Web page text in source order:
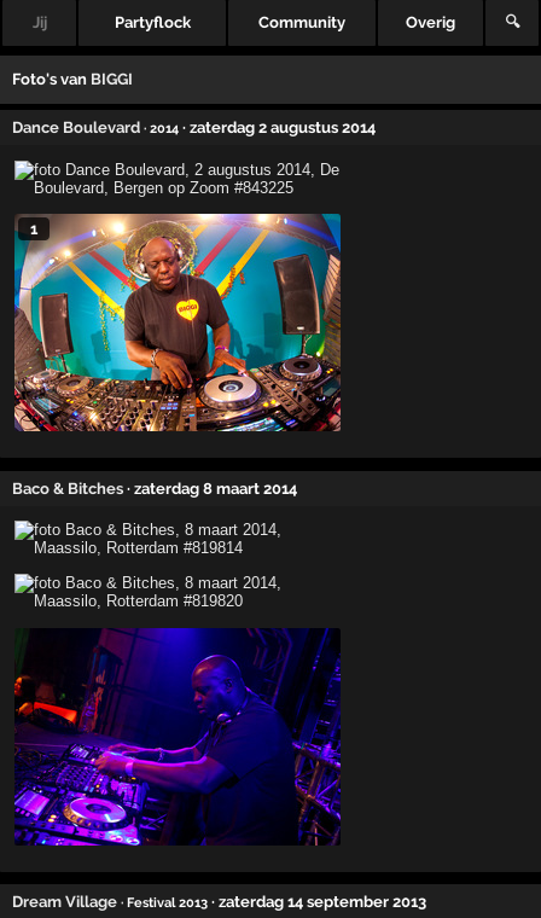
Jij Partyflock Community Overig 🔍
Foto's van BIGGI
Dance Boulevard · 2014 · zaterdag 2 augustus 2014
1
Baco & Bitches · zaterdag 8 maart 2014
Dream Village · Festival 2013 · zaterdag 14 september 2013